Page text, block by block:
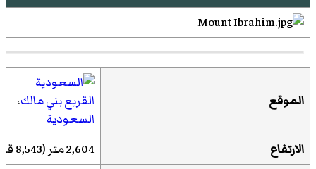
الموقع القريعبني مالك،
السعودية
الارتفاع
2,604 متر (8,543 قدم)